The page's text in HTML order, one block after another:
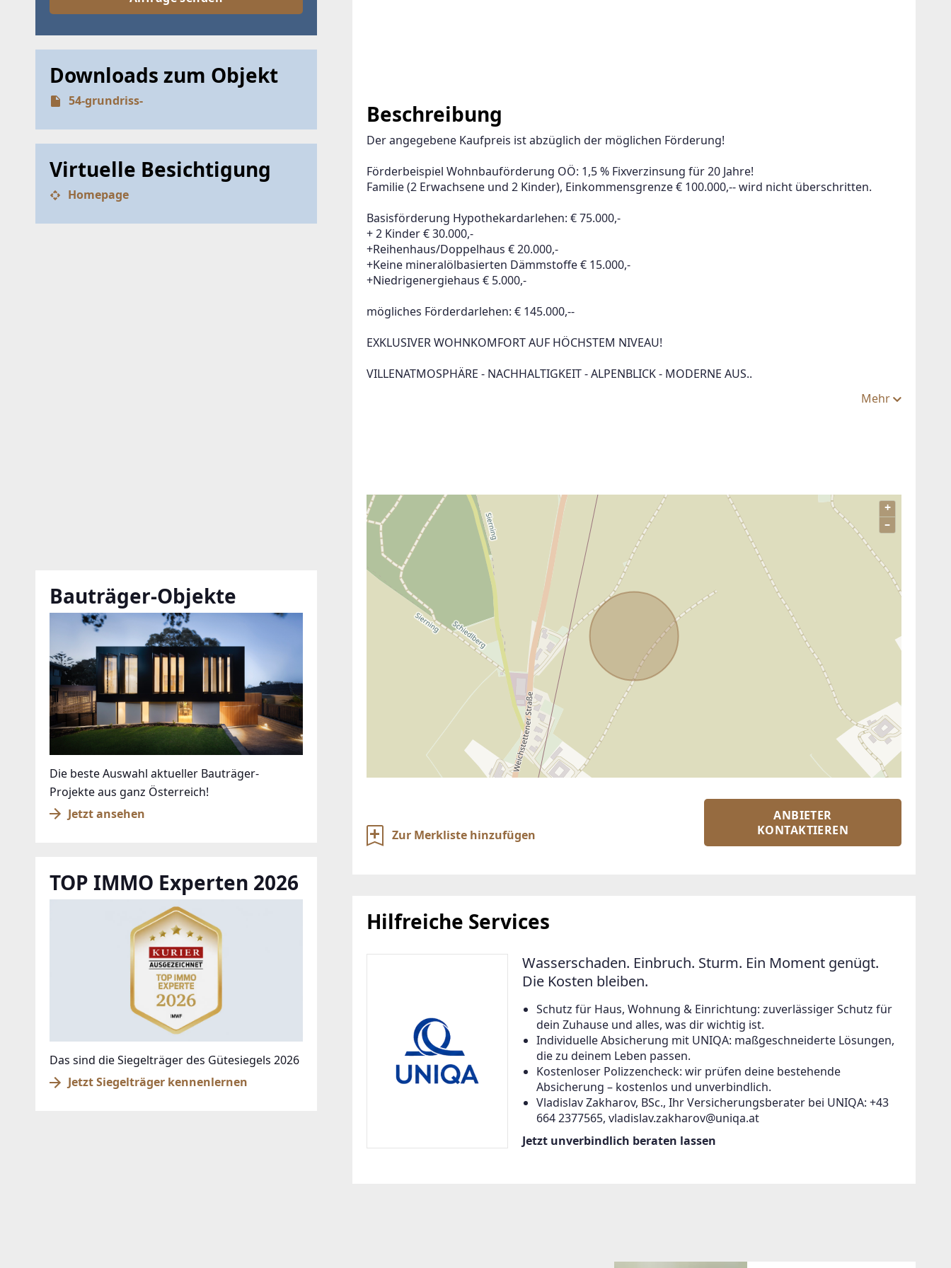
Beschreibung
Der angegebene Kaufpreis ist abzüglich der möglichen Förderung!
Förderbeispiel Wohnbauförderung OÖ: 1,5 % Fixverzinsung für 20 Jahre!
Familie (2 Erwachsene und 2 Kinder), Einkommensgrenze € 100.000,-- wird nicht überschritten.
Basisförderung Hypothekardarlehen: € 75.000,-
+ 2 Kinder € 30.000,-
+Reihenhaus/Doppelhaus € 20.000,-
+Keine mineralölbasierten Dämmstoffe € 15.000,-
+Niedrigenergiehaus € 5.000,-
mögliches Förderdarlehen: € 145.000,--
EXKLUSIVER WOHNKOMFORT AUF HÖCHSTEM NIVEAU!
VILLENATMOSPHÄRE - NACHHALTIGKEIT - ALPENBLICK - MODERNE AUS..
Mehr
+
–
ANBIETER KONTAKTIEREN
Zur Merkliste hinzufügen
ANBIETER
KONTAKTIEREN
Hilfreiche Services
Wasserschaden. Einbruch. Sturm. Ein Moment genügt.
Die Kosten bleiben.
Schutz für Haus, Wohnung & Einrichtung: zuverlässiger Schutz für
dein Zuhause und alles, was dir wichtig ist.
Individuelle Absicherung mit UNIQA: maßgeschneiderte Lösungen,
die zu deinem Leben passen.
Kostenloser Polizzencheck: wir prüfen deine bestehende
Absicherung – kostenlos und unverbindlich.
Vladislav Zakharov, BSc., Ihr Versicherungsberater bei UNIQA: +43
664 2377565, vladislav.zakharov@uniqa.at
Jetzt unverbindlich beraten lassen
Downloads zum Objekt
54-grundriss-
Virtuelle Besichtigung
Homepage
Bauträger-Objekte
Die beste Auswahl aktueller Bauträger-
Projekte aus ganz Österreich!
Jetzt ansehen
TOP IMMO Experten 2026
Das sind die Siegelträger des Gütesiegels 2026
Jetzt Siegelträger kennenlernen